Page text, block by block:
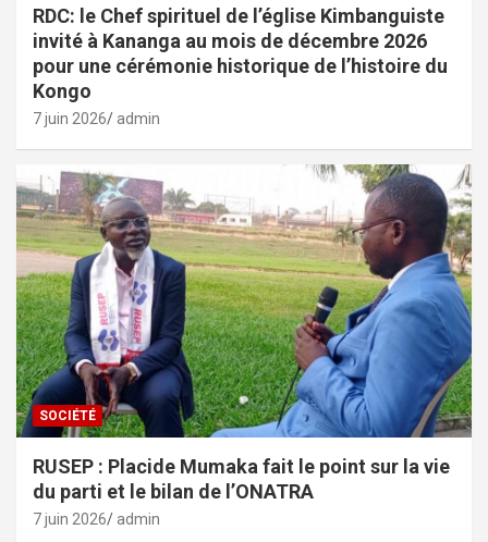
RDC: le Chef spirituel de l’église Kimbanguiste
invité à Kananga au mois de décembre 2026
pour une cérémonie historique de l’histoire du
Kongo
7 juin 2026 admin
SOCIÉTÉ
RUSEP : Placide Mumaka fait le point sur la vie
du parti et le bilan de l’ONATRA
7 juin 2026 admin